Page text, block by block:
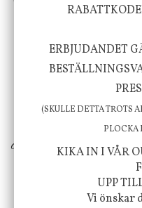
Vi vill förmedla
välbefinnande
inspiration från
erbjuder vi
ökar trivsel i ditt
att öka
ERBJUDANDET
(SKULLE DETTA TROTS
PLOCKA
KIKA IN I VÅR
UPP
Vi önskar